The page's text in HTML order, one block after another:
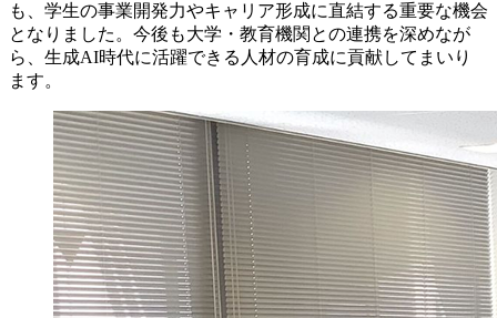
も、学生の事業開発力やキャリア形成に直結する重要な機会
となりました。今後も大学・教育機関との連携を深めなが
ら、生成AI時代に活躍できる人材の育成に貢献してまいり
ます。